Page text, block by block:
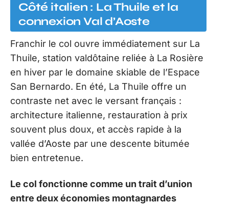
Côté italien : La Thuile et la
connexion Val d’Aoste
Franchir le col ouvre immédiatement sur La
Thuile, station valdôtaine reliée à La Rosière
en hiver par le domaine skiable de l’Espace
San Bernardo. En été, La Thuile offre un
contraste net avec le versant français :
architecture italienne, restauration à prix
souvent plus doux, et accès rapide à la
vallée d’Aoste par une descente bitumée
bien entretenue.
Le col fonctionne comme un trait d’union
entre deux économies montagnardes